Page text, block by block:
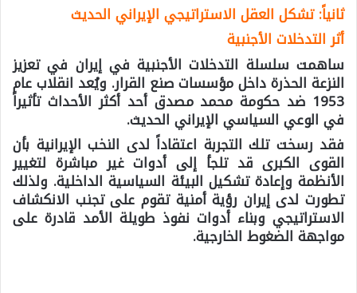
ثانياً: تشكل العقل الاستراتيجي الإيراني الحديث
أثر التدخلات الأجنبية
ساهمت سلسلة التدخلات الأجنبية في إيران في تعزيز
النزعة الحذرة داخل مؤسسات صنع القرار. ويُعد انقلاب عام
1953 ضد حكومة محمد مصدق أحد أكثر الأحداث تأثيراً
في الوعي السياسي الإيراني الحديث.
فقد رسخت تلك التجربة اعتقاداً لدى النخب الإيرانية بأن
القوى الكبرى قد تلجأ إلى أدوات غير مباشرة لتغيير
الأنظمة وإعادة تشكيل البيئة السياسية الداخلية. ولذلك
تطورت لدى إيران رؤية أمنية تقوم على تجنب الانكشاف
الاستراتيجي وبناء أدوات نفوذ طويلة الأمد قادرة على
مواجهة الضغوط الخارجية.